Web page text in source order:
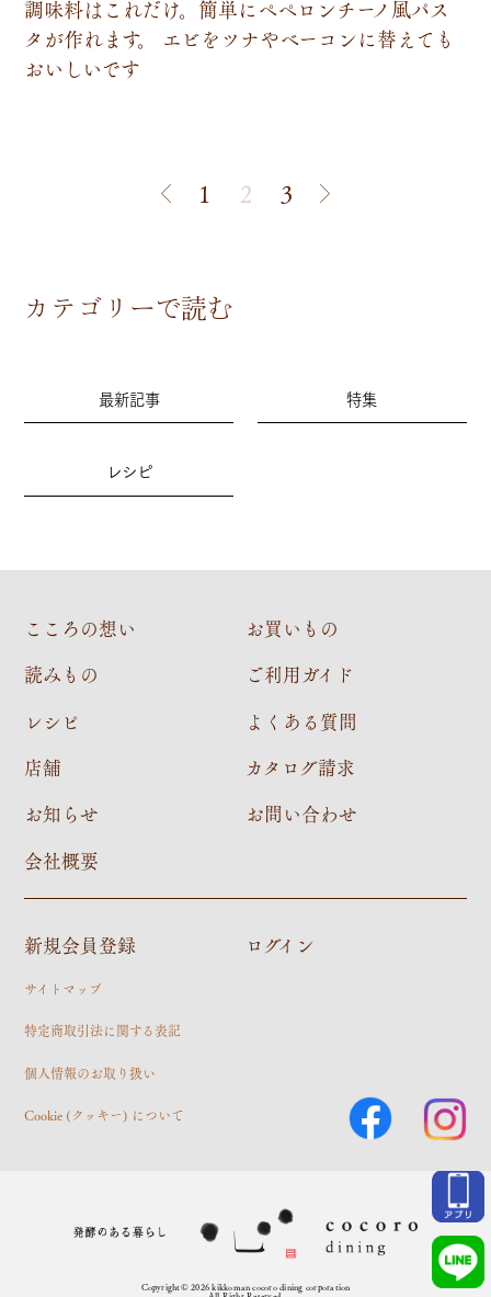
調味料はこ れだけ。 簡単にペペロ ンチーノ風パス
タが作れます。 エビをツナやベーコ ンに替えて も
おい しいです
1 2 3
カテゴリーで読む
最新記事 特集
レシピ
こころの想い
読みもの
レシピ
店舗
お知らせ
会社概要
お買いもの
ご利用ガイド
よくある質問
カタログ請求
お問い合わせ
新規会員登録 ログイン
サイトマップ
特定商取引法に関する表記
個人情報のお取り扱い
Cookie (クッキー) について
Copyright© 2026 kikkoman cocoro dining corporation